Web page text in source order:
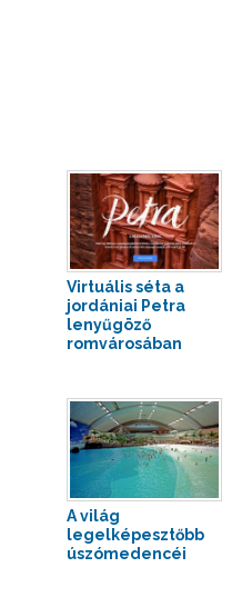
Virtuális séta a
jordániai Petra
lenyűgöző
romvárosában
A világ
legelképesztőbb
úszómedencéi